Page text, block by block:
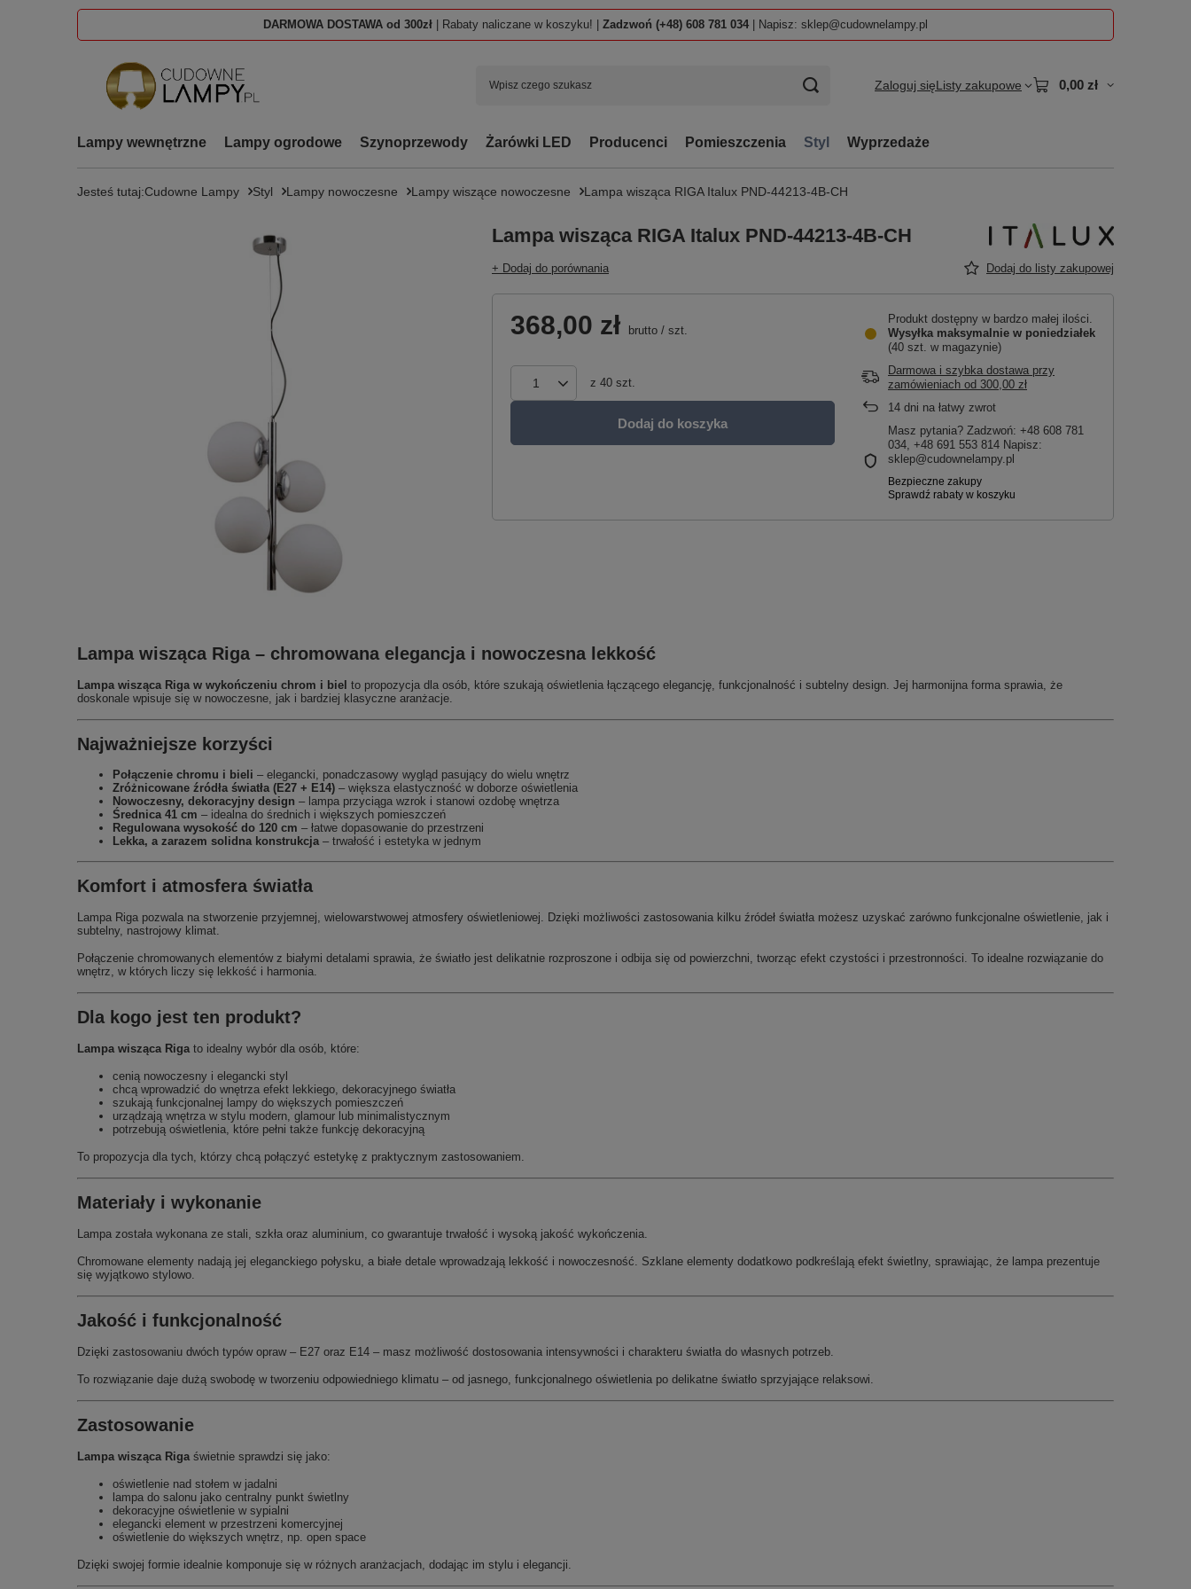
DARMOWA DOSTAWA od 300zł | Rabaty naliczane w koszyku! | Zadzwoń (+48) 608 781 034 | Napisz: sklep@cudownelampy.pl
Zaloguj sięListy zakupowe 0,00 zł
Lampy wewnętrzne Lampy ogrodowe Szynoprzewody Żarówki LED Producenci Pomieszczenia Styl Wyprzedaże
Jesteś tutaj:Cudowne Lampy Styl Lampy nowoczesne Lampy wiszące nowoczesne Lampa wisząca RIGA Italux PND-44213-4B-CH
Lampa wisząca RIGA Italux PND-44213-4B-CH
+ Dodaj do porównania Dodaj do listy zakupowej
368,00 zł brutto / szt.
z 40 szt.
Dodaj do koszyka
Produkt dostępny w bardzo małej ilości
Wysyłka maksymalnie w poniedziałek
(40 szt. w magazynie)
Darmowa i szybka dostawa przy
zamówieniach od 300,00 zł
14 dni na łatwy zwrot
Masz pytania? Zadzwoń: +48 608 781
034, +48 691 553 814 Napisz:
sklep@cudownelampy.pl
Lampa wisząca Riga – chromowana elegancja i nowoczesna lekkość
Lampa wisząca Riga w wykończeniu chrom i biel to propozycja dla osób, które szukają oświetlenia łączącego elegancję, funkcjonalność i subtelny design. Jej harmonijna forma sprawia, że
doskonale wpisuje się w nowoczesne, jak i bardziej klasyczne aranżacje.
Najważniejsze korzyści
Połączenie chromu i bieli – elegancki, ponadczasowy wygląd pasujący do wielu wnętrz
Zróżnicowane źródła światła (E27 + E14) – większa elastyczność w doborze oświetlenia
Nowoczesny, dekoracyjny design – lampa przyciąga wzrok i stanowi ozdobę wnętrza
Średnica 41 cm – idealna do średnich i większych pomieszczeń
Regulowana wysokość do 120 cm – łatwe dopasowanie do przestrzeni
Lekka, a zarazem solidna konstrukcja– trwałość i estetyka w jednym
Komfort i atmosfera światła
Lampa Riga pozwala na stworzenie przyjemnej, wielowarstwowej atmosfery oświetleniowej. Dzięki możliwości zastosowania kilku źródeł światła możesz uzyskać zarówno funkcjonalne oświetlenie, jak i
subtelny, nastrojowy klimat.
Połączenie chromowanych elementów z białymi detalami sprawia, że światło jest delikatnie rozproszone i odbija się od powierzchni, tworząc efekt czystości i przestronności. To idealne rozwiązanie do
wnętrz, w których liczy się lekkość i harmonia.
Dla kogo jest ten produkt?
Lampa wisząca Rigato idealny wybór dla osób, które:
cenią nowoczesny i elegancki styl
chcą wprowadzić do wnętrza efekt lekkiego, dekoracyjnego światła
szukają funkcjonalnej lampy do większych pomieszczeń
urządzają wnętrza w stylu modern, glamour lub minimalistycznym
potrzebują oświetlenia, które pełni także funkcję dekoracyjną
To propozycja dla tych, którzy chcą połączyć estetykę z praktycznym zastosowaniem.
Materiały i wykonanie
Lampa została wykonana ze stali, szkła oraz aluminium, co gwarantuje trwałość i wysoką jakość wykończenia.
Chromowane elementy nadają jej eleganckiego połysku, a białe detale wprowadzają lekkość i nowoczesność. Szklane elementy dodatkowo podkreślają efekt świetlny, sprawiając, że lampa prezentuje
się wyjątkowo stylowo.
Jakość i funkcjonalność
Dzięki zastosowaniu dwóch typów opraw – E27 oraz E14 – masz możliwość dostosowania intensywności i charakteru światła do własnych potrzeb.
To rozwiązanie daje dużą swobodę w tworzeniu odpowiedniego klimatu – od jasnego, funkcjonalnego oświetlenia po delikatne światło sprzyjające relaksowi.
Zastosowanie
Lampa wisząca Rigaświetnie sprawdzi się jako:
oświetlenie nad stołem w jadalni
lampa do salonu jako centralny punkt świetlny
dekoracyjne oświetlenie w sypialni
elegancki element w przestrzeni komercyjnej
oświetlenie do większych wnętrz, np. open space
Dzięki swojej formie idealnie komponuje się w różnych aranżacjach, dodając im stylu i elegancji.